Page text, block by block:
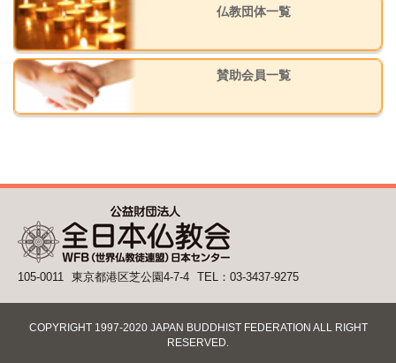
仏教団体一覧
賛助会員一覧
105-0011 東京都港区芝公園4-7-4 TEL：03-3437-9275
COPYRIGHT 1997-2020 JAPAN BUDDHIST FEDERATION ALL RIGHT
RESERVED.